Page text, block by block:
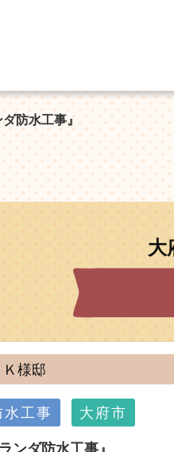
防水工事』
大
様邸
水工事 大府市
ダ防水工事』